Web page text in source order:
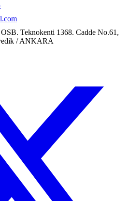
Teknokenti 1368. Cadde No.61,
/ ANKARA